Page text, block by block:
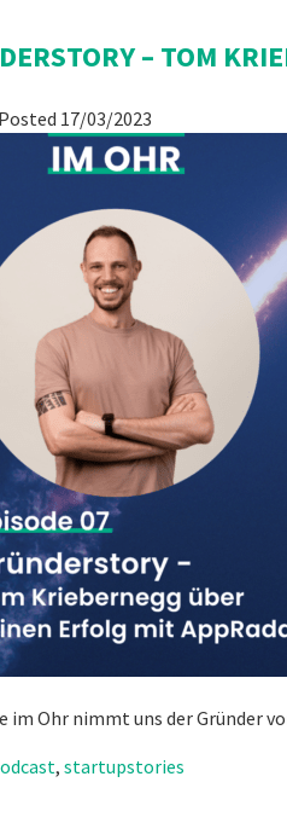
– TOM
Posted 17/03/2023
im Ohr nimmt uns der
, startupstories